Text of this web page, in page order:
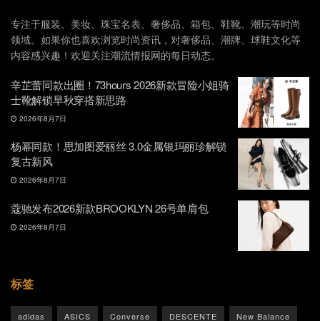
专注于服装、美妆、珠宝名表、奢侈品、箱包、鞋靴、潮玩等时尚
领域。如果你也喜欢浏览时尚资讯，对奢侈品、潮牌、球鞋文化等
内容感兴趣！欢迎关注潮流情报网的每日动态。
辛芷蕾同款出圈！73hours 2026新款冒险小姐骑
士靴解锁早秋穿搭新思路
2026年8月7日
杨幂同款！思加图爱丽丝 3.0金属银玛丽珍解锁
复古新风
2026年8月7日
蔻驰发布2026新款BROOKLYN 26号单肩包
2026年8月7日
标签
adidas ASICS Converse DESCENTE New Balance